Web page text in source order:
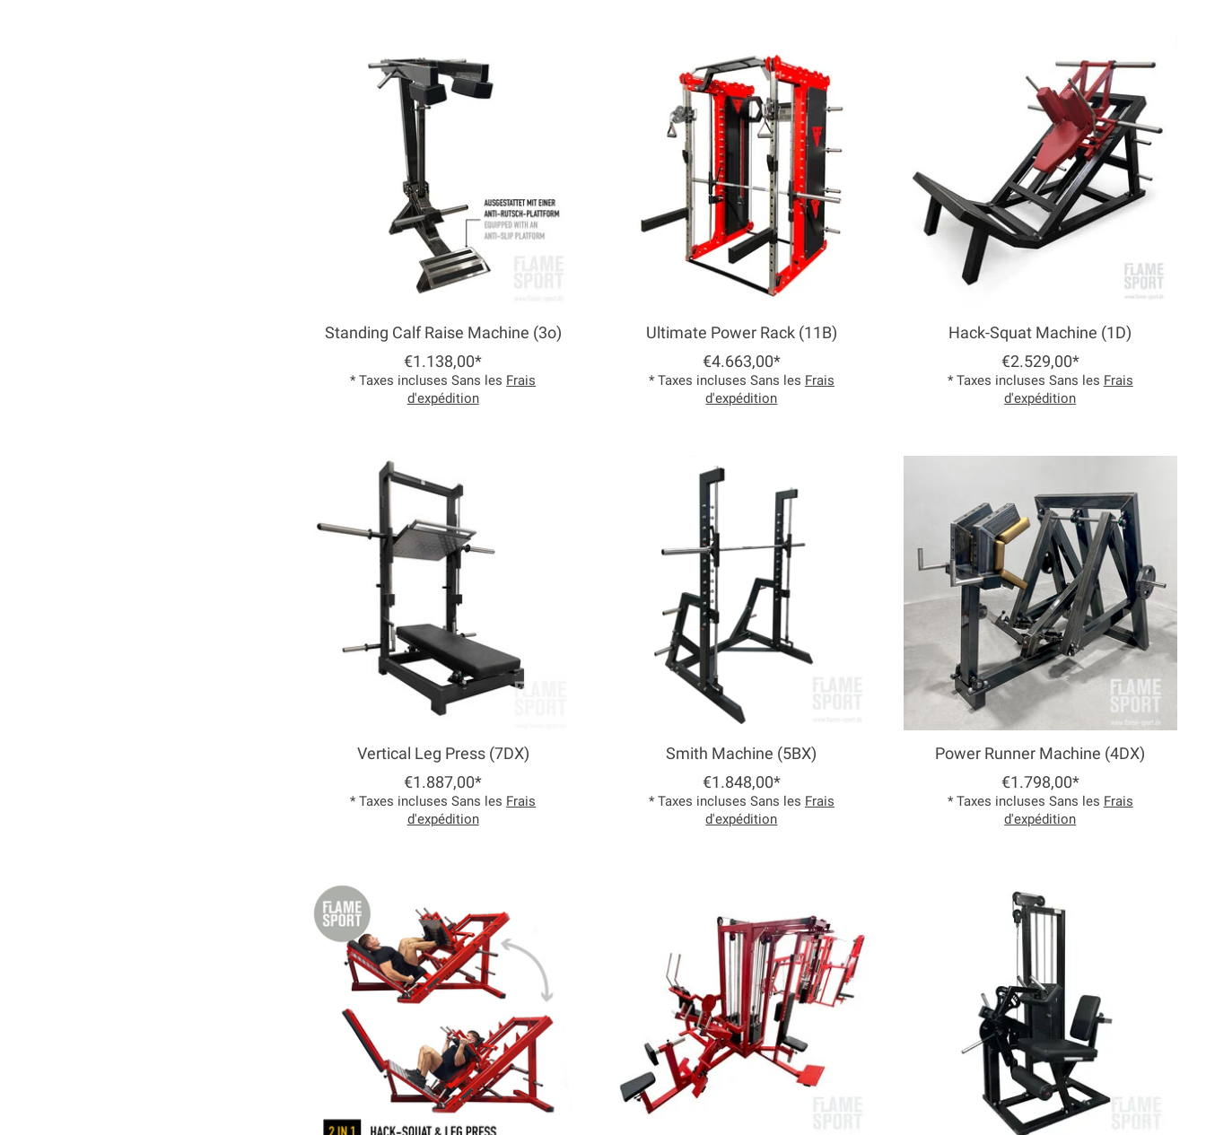
Standing Calf Raise Machine (3o)
€1.138,00*
* Taxes incluses Sans les Frais
d'expédition
Ultimate Power Rack (11B)
€4.663,00*
* Taxes incluses Sans les Frais
d'expédition
Hack-Squat Machine (1D)
€2.529,00*
* Taxes incluses Sans les Frais
d'expédition
Vertical Leg Press (7DX)
€1.887,00*
* Taxes incluses Sans les Frais
d'expédition
Smith Machine (5BX)
€1.848,00*
* Taxes incluses Sans les Frais
d'expédition
Power Runner Machine (4DX)
€1.798,00*
* Taxes incluses Sans les Frais
d'expédition